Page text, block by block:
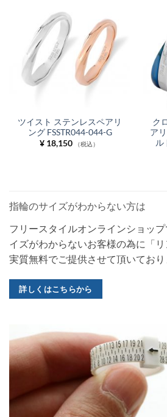
ツイスト ステンレスペアリ
ング FSSTR044-044-G
¥18,150 （税込）
ク
ア
ル
指輪のサイズがわからない方は
フリースタイルオンラインショッ
イズがわからないお客様の為に「
実質無料でご提供させて頂いており
詳しくはこちらから